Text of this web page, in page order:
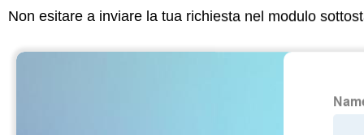
Non esitare a inviare la tua richiesta nel modulo